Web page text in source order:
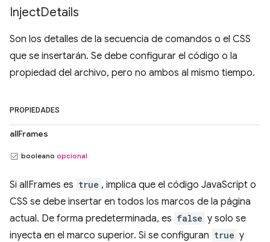
InjectDetails
Son los detalles de la secuencia de comandos o el CSS
que se insertarán. Se debe configurar el código o la
propiedad del archivo, pero no ambos al mismo tiempo.
PROPIEDADES
allFrames
booleano opcional
Si allFrames es true , implica que el código JavaScript o
CSS se debe insertar en todos los marcos de la página
actual. De forma predeterminada, es false y solo se
inyecta en el marco superior. Si se configuran true y